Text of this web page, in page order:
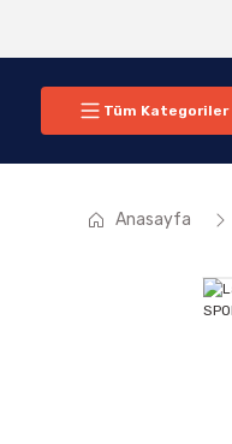
Tüm Kategoriler
Anasayfa